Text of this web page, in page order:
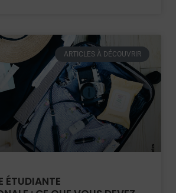
ARTICLES À DÉCOUVRIR
ÉTUDIANTE